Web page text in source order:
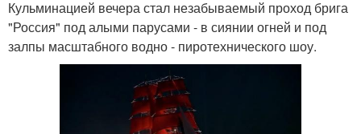
Кульминацией вечера стал незабываемый проход брига
"Россия" под алыми парусами - в сиянии огней и под
залпы масштабного водно - пиротехнического шоу.